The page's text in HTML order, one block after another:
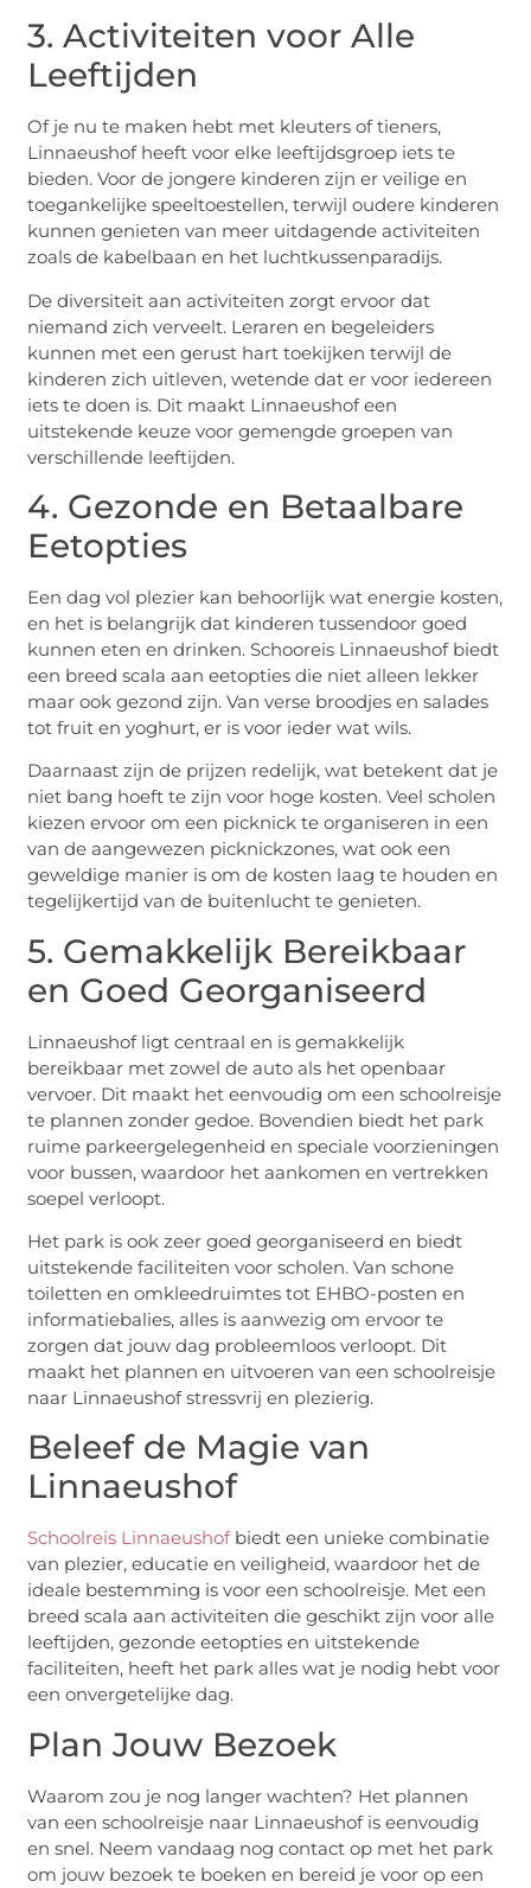
3. Activiteiten voor Alle
Leeftijden
Of je nu te maken hebt met kleuters of tieners,
Linnaeushof heeft voor elke leeftijdsgroep iets te
bieden. Voor de jongere kinderen zijn er veilige en
toegankelijke speeltoestellen, terwijl oudere kinderen
kunnen genieten van meer uitdagende activiteiten
zoals de kabelbaan en het luchtkussenparadijs.
De diversiteit aan activiteiten zorgt ervoor dat
niemand zich verveelt. Leraren en begeleiders
kunnen met een gerust hart toekijken terwijl de
kinderen zich uitleven, wetende dat er voor iedereen
iets te doen is. Dit maakt Linnaeushof een
uitstekende keuze voor gemengde groepen van
verschillende leeftijden.
4. Gezonde en Betaalbare
Eetopties
Een dag vol plezier kan behoorlijk wat energie kosten,
en het is belangrijk dat kinderen tussendoor goed
kunnen eten en drinken. Schooreis Linnaeushof biedt
een breed scala aan eetopties die niet alleen lekker
maar ook gezond zijn. Van verse broodjes en salades
tot fruit en yoghurt, er is voor ieder wat wils.
Daarnaast zijn de prijzen redelijk, wat betekent dat je
niet bang hoeft te zijn voor hoge kosten. Veel scholen
kiezen ervoor om een picknick te organiseren in een
van de aangewezen picknickzones, wat ook een
geweldige manier is om de kosten laag te houden en
tegelijkertijd van de buitenlucht te genieten.
5. Gemakkelijk Bereikbaar
en Goed Georganiseerd
Linnaeushof ligt centraal en is gemakkelijk
bereikbaar met zowel de auto als het openbaar
vervoer. Dit maakt het eenvoudig om een schoolreisje
te plannen zonder gedoe. Bovendien biedt het park
ruime parkeergelegenheid en speciale voorzieningen
voor bussen, waardoor het aankomen en vertrekken
soepel verloopt.
Het park is ook zeer goed georganiseerd en biedt
uitstekende faciliteiten voor scholen. Van schone
toiletten en omkleedruimtes tot EHBO-posten en
informatiebalies, alles is aanwezig om ervoor te
zorgen dat jouw dag probleemloos verloopt. Dit
maakt het plannen en uitvoeren van een schoolreisje
naar Linnaeushof stressvrij en plezierig.
Beleef de Magie van
Linnaeushof
Schoolreis Linnaeushofbiedt een unieke combinatie
van plezier, educatie en veiligheid, waardoor het de
ideale bestemming is voor een schoolreisje. Met een
breed scala aan activiteiten die geschikt zijn voor alle
leeftijden, gezonde eetopties en uitstekende
faciliteiten, heeft het park alles wat je nodig hebt voor
een onvergetelijke dag.
Plan Jouw Bezoek
Waarom zou je nog langer wachten? Het plannen
van een schoolreisje naar Linnaeushof is eenvoudig
en snel. Neem vandaag nog contact op met het park
om jouw bezoek te boeken en bereid je voor op een